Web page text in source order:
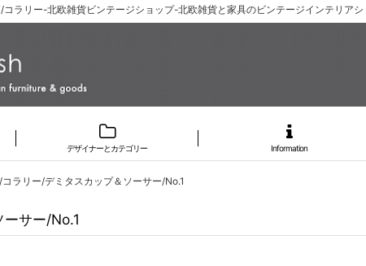
ラリー-北欧雑貨ビンテージショップ-北欧雑貨と家具のビンテージインテリア
デザイナーとカテゴリー Information
ラリー/デミタスカップ＆ソーサー/No.1
サー/No.1